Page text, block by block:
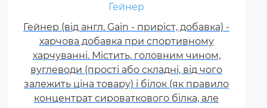
Гейнер
Гейнер (від англ. Gain - приріст, добавка) -
харчова добавка при спортивному
харчуванні. Містить, головним чином,
вуглеводи (прості або складні, від чого
залежить ціна товару) і білок (як правило
концентрат сироваткового білка, але
Креатин – спортивна добавка,
яка використовується у
силових видах спорту, фітнесі, а
також видах спорту, пов'язаних
з динамічним навантаженням
або силовою витривалістю. Це
кислота, що синтезується в
організмі людини в скелетних